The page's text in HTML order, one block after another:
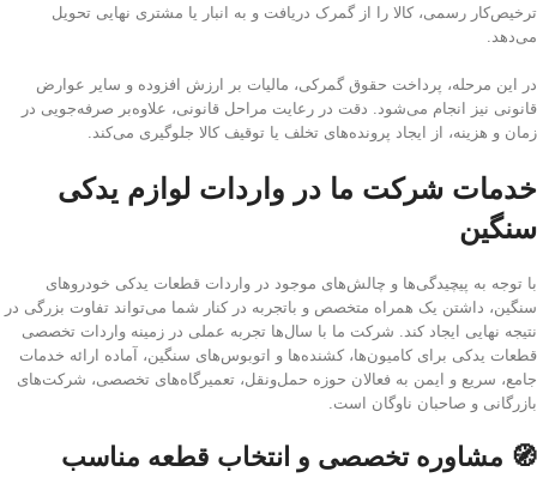
ترخیص‌کار رسمی، کالا را از گمرک دریافت و به انبار یا مشتری نهایی تحویل
می‌دهد.
در این مرحله، پرداخت حقوق گمرکی، مالیات بر ارزش افزوده و سایر عوارض
قانونی نیز انجام می‌شود. دقت در رعایت مراحل قانونی، علاوه‌بر صرفه‌جویی در
زمان و هزینه، از ایجاد پرونده‌های تخلف یا توقیف کالا جلوگیری می‌کند.
خدمات شرکت ما در واردات لوازم یدکی
سنگین
با توجه به پیچیدگی‌ها و چالش‌های موجود در واردات قطعات یدکی خودروهای
سنگین، داشتن یک همراه متخصص و باتجربه در کنار شما می‌تواند تفاوت بزرگی در
نتیجه نهایی ایجاد کند. شرکت ما با سال‌ها تجربه عملی در زمینه واردات تخصصی
قطعات یدکی برای کامیون‌ها، کشنده‌ها و اتوبوس‌های سنگین، آماده ارائه خدمات
جامع، سریع و ایمن به فعالان حوزه حمل‌ونقل، تعمیرگاه‌های تخصصی، شرکت‌های
بازرگانی و صاحبان ناوگان است.
🧭 مشاوره تخصصی و انتخاب قطعه مناسب